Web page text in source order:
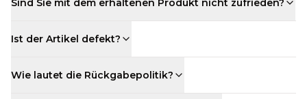
Sind Sie mit dem erhaltenen Produkt nicht zufrieden?
Ist der Artikel defekt?
Wie lautet die Rückgabepolitik?